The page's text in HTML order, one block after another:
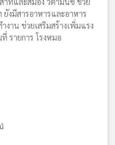
ยังมีสารอาหารและอาหาร
าน ช่วยเสริมสร้างเพิ่มแรง
รายการ โรงหมอ